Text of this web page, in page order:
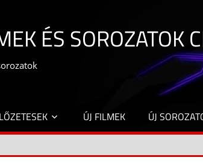
ÉS SOROZATOK
ÚJ FILMEK ÚJ